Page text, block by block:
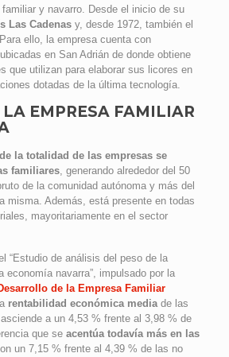
y navarro. Desde el inicio de su
Las Cadenasy, desde 1972, también el
Para ello, la empresa cuenta con
en San Adrián de donde obtiene
que utilizan para elaborar sus licores en
dotadas de la última tecnología.
LA EMPRESA FAMILIAR
la totalidad de las empresas se
familiares, generando alrededor del 50
de la comunidad autónoma y más del
misma. Además, está presente en todas
mayoritariamente en el sector
“Estudio de análisis del peso de la
economía navarra”, impulsado por la
de la Empresa Familiar
rentabilidad económica mediade las
a un 4,53 % frente al 3,98 % de
que se acentúa todavía más en las
un 7,15 % frente al 4,39 % de las no